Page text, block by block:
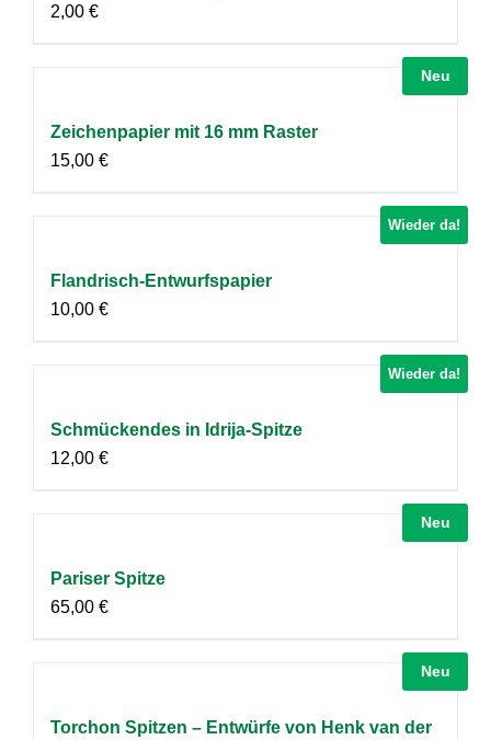
2,00 €
Neu
Zeichenpapier mit 16 mm Raster
15,00 €
Wieder da!
Flandrisch-Entwurfspapier
10,00 €
Wieder da!
Schmückendes in Idrija-Spitze
12,00 €
Neu
Pariser Spitze
65,00 €
Neu
Torchon Spitzen – Entwürfe von Henk van der